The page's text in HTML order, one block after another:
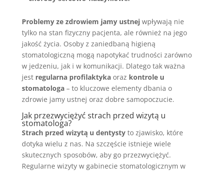
Problemy ze zdrowiem jamy ustnejwpływają nie
tylko na stan fizyczny pacjenta, ale również na jego
jakość życia. Osoby z zaniedbaną higieną
stomatologiczną mogą napotykać trudności zarówno
w jedzeniu, jak i w komunikacji. Dlatego tak ważna
jest regularna profilaktykaoraz kontrole u
stomatologa– to kluczowe elementy dbania o
zdrowie jamy ustnej oraz dobre samopoczucie.
Jak przezwyciężyć strach przed wizytą u
stomatologa?
Strach przed wizytą u dentystyto zjawisko, które
dotyka wielu z nas. Na szczęście istnieje wiele
skutecznych sposobów, aby go przezwyciężyć.
Regularne wizyty w gabinecie stomatologicznym w